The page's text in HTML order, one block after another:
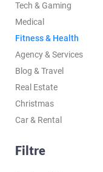
Tech & Gaming
Medical
Fitness & Health
Agency & Services
Blog & Travel
Real Estate
Christmas
Car & Rental
Filtre